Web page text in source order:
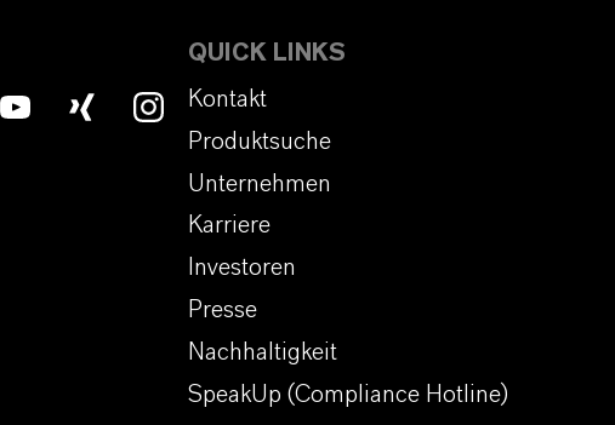
QUICK LINKS
Kontakt
Produktsuche
Unternehmen
Karriere
Investoren
Presse
Nachhaltigkeit
SpeakUp (Compliance Hotline)